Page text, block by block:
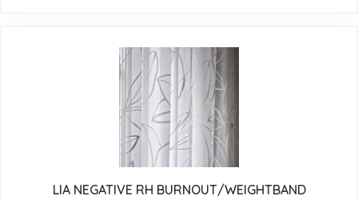
LIA NEGATIVE RH BURNOUT/WEIGHTBAND